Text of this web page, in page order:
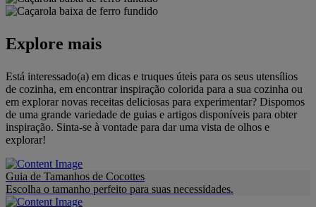
Explore mais
Está interessado(a) em dicas e truques úteis para os seus utensílios
de cozinha, em encontrar inspiração colorida para a sua cozinha ou
em explorar novas receitas deliciosas para experimentar? Dispomos
de uma grande variedade de guias e artigos disponíveis para obter
inspiração. Sinta-se à vontade para dar uma vista de olhos e
explorar!
Guia de Tamanhos de Cocottes
Escolha o tamanho perfeito para suas necessidades.